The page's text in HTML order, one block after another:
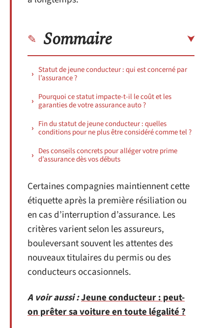
Sommaire
Statut de jeune conducteur : qui est concerné par
l’assurance ?
Pourquoi ce statut impacte-t-il le coût et les
garanties de votre assurance auto ?
Fin du statut de jeune conducteur : quelles
conditions pour ne plus être considéré comme tel ?
Des conseils concrets pour alléger votre prime
d’assurance dès vos débuts
Certaines compagnies maintiennent cette
étiquette après la première résiliation ou
en cas d’interruption d’assurance. Les
critères varient selon les assureurs,
bouleversant souvent les attentes des
nouveaux titulaires du permis ou des
conducteurs occasionnels.
A voir aussi :Jeune conducteur : peut-
on prêter sa voiture en toute légalité ?